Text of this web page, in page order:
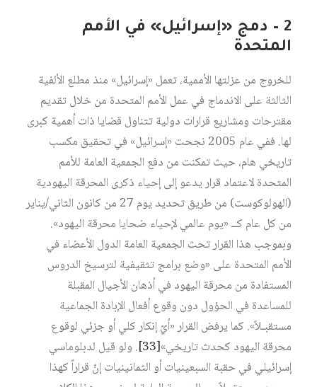
2 – دمج «إسرائيل» في الأمم
المتحدة
للخروج من عزلتها الأممية، تعمل «إسرائيل» منذ مطلع الألفية
الثالثة على الاندماج في عمل الأمم المتحدة من خلال تقديم
مقترحات ومشاريع قرارات دولية تتناول قضايا ذات أهمية كبرى
لها. ففي عام 2005 نجحت «إسرائيل» في تحقيق مكسب
تاريخي هام، حيث تمكنت من دفع الجمعية العامة للأمم
المتحدة لاعتماد قرار يدعو إلى إحياء ذكرى المحرقة اليهودية
(الهولوكوست) من طريق تحديد يوم 27 من كانون الثاني/يناير
من كل عام كــ «يوم عالمي لإحياء ضحايا محرقة اليهود».
وبموجب هذا القرار تحث الجمعية العامة الدول الأعضاء في
الأمم المتحدة على «وضع برامج تثقيفية لترسيخ الدروس
المستفادة من محرقة اليهود في أذهان الأجيال المقبلة
للمساعدة في الحؤول دون وقوع أفعال الإبادة الجماعية
مستقبـلاً». كما يرفض القرار «أيّ إنكار كلي أو جزئي لوقوع
محرقة اليهود كحدث تاريخي»[33]
. ولو قيل لدبلوماسي
إسرائيلي في حقبة السبعينيات أو الثمانينيات إنّ قراراً كهذا